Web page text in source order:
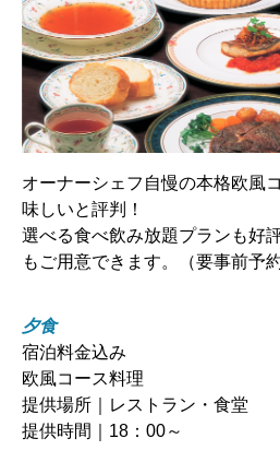
オーナーシェフ自慢の本格欧風
味しいと評判！
選べる食べ飲み放題プランも好
もご用意できます。（要事前予約
夕食
宿泊料金込み
欧風コース料理
提供場所｜レストラン・食堂
提供時間｜18：00～